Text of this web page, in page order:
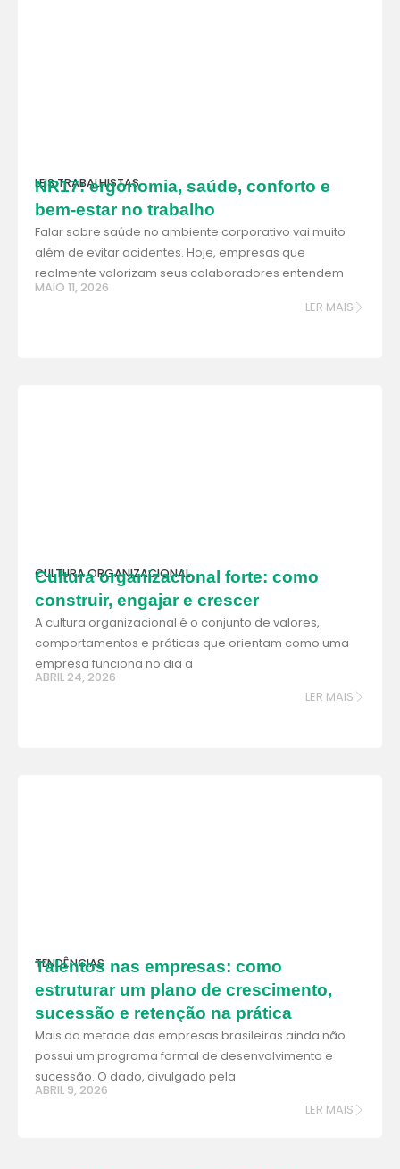
LEIS TRABALHISTAS
NR17: ergonomia, saúde, conforto e
bem-estar no trabalho
Falar sobre saúde no ambiente corporativo vai muito
além de evitar acidentes. Hoje, empresas que
realmente valorizam seus colaboradores entendem
MAIO 11, 2026
LER MAIS
CULTURA ORGANIZACIONAL
Cultura organizacional forte: como
construir, engajar e crescer
A cultura organizacional é o conjunto de valores,
comportamentos e práticas que orientam como uma
empresa funciona no dia a
ABRIL 24, 2026
LER MAIS
TENDÊNCIAS
Talentos nas empresas: como
estruturar um plano de crescimento,
sucessão e retenção na prática
Mais da metade das empresas brasileiras ainda não
possui um programa formal de desenvolvimento e
sucessão. O dado, divulgado pela
ABRIL 9, 2026
LER MAIS